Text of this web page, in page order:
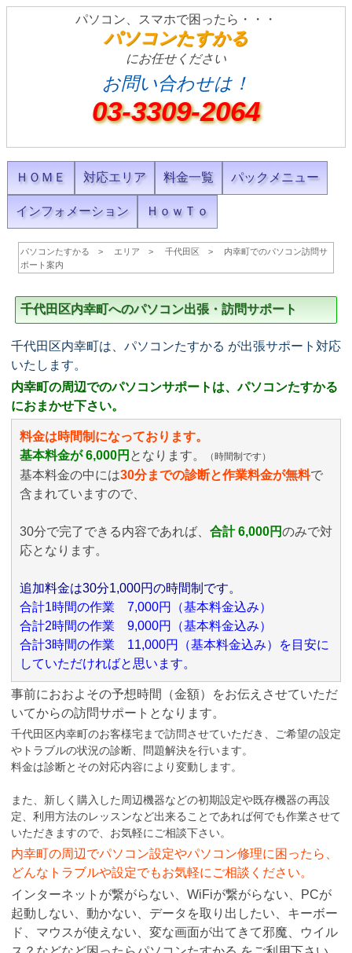
パソコン、スマホで困ったら・・・
パソコンたすかる
にお任せください
お問い合わせは！
03-3309-2064
ＨＯＭＥ 対応エリア 料金一覧 パックメニュー
インフォメーション ＨｏｗＴｏ
パソコンたすかる エリア 千代田区
内幸町でのパソコン訪問サ
ポート案内
千代田区内幸町へのパソコン出張・訪問サポート
千代田区内幸町は、パソコンたすかる が出張サポート対応
いたします。
内幸町の周辺でのパソコンサポートは、パソコンたすかる
におまかせ下さい。
料金は時間制になっております。
基本料金が 6,000円 となります。 （時間制です）
基本料金の中には30分までの診断と作業料金が無料で
含まれていますので、
30分で完了できる内容であれば、 合計 6,000円のみで対
応となります。
追加料金は30分1,000円の時間制です。
合計1時間の作業 7,000円（基本料金込み）
合計2時間の作業 9,000円（基本料金込み）
合計3時間の作業 11,000円（基本料金込み）を目安に
していただければと思います。
事前におおよその予想時間（金額）をお伝えさせていただ
いてからの訪問サポートとなります。
千代田区内幸町のお客様宅まで訪問させていただき、ご希望の設定
やトラブルの状況の診断、問題解決を行います。
料金は診断とその対応内容により変動します。
また、新しく購入した周辺機器などの初期設定や既存機器の再設
定、利用方法のレッスンなど出来ることであれば何でも作業させて
いただきますので、お気軽にご相談下さい。
内幸町の周辺でパソコン設定やパソコン修理に困ったら、
どんなトラブルや設定でもお気軽にご相談ください。
インターネットが繋がらない、WiFiが繋がらない、PCが
起動しない、動かない、データを取り出したい、キーボー
ド、マウスが使えない、変な画面が出てきて邪魔、ウイル